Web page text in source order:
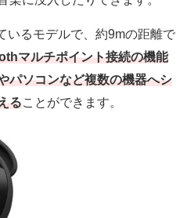
るモデルで、約9mの距離で
マルチポイント接続の機能
パソコンなど複数の機器へシ
ることができます。